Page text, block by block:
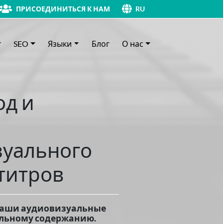
ПРИСОЕДИНИТЬСЯ К НАМ RU
SEO Языки Блог О нас
и
аудиовизуальные
содержанию.